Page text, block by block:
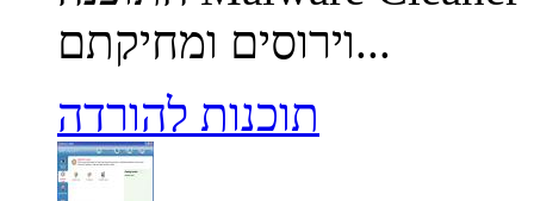
וירוסים ומחיקתם...
תוכנות להורדה